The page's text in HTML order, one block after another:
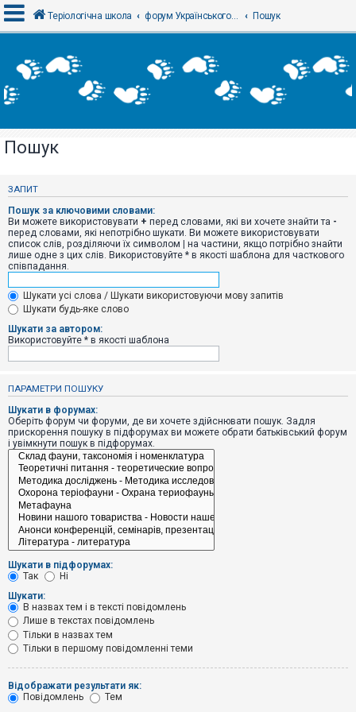
х
і
Р
с
р
а
ц
і
я
Т
е
м
и
б
і
п
о
в
і
д
в
н
т
е
м
и
о
ш
Теріологічна школа форум Українського теріологічного товариства Пошук
Пошук
ЗАПИТ
Пошук за ключовими словами:
Ви можете використовувати + перед словами, які ви хочете знайти та -
перед словами, які непотрібно шукати. Ви можете використовувати
список слів, розділяючи їх символом | на частини, якщо потрібно знайти
лише одне з цих слів. Використовуйте * в якості шаблона для часткового
співпадання.
Шукати усі слова / Шукати використовуючи мову запитів
Шукати будь-яке слово
Шукати за автором:
Використовуйте * в якості шаблона
ПАРАМЕТРИ ПОШУКУ
Шукати в форумах:
Оберіть форум чи форуми, де ви хочете здійснювати пошук. Задля
прискорення пошуку в підфорумах ви можете обрати батьківський форум
і увімкнути пошук в підфорумах.
Шукати в підфорумах:
Так
Ні
Шукати:
В назвах тем і в тексті повідомлень
Лише в текстах повідомлень
Тільки в назвах тем
Тільки в першому повідомленні теми
Відображати результати як:
Повідомлень
Тем